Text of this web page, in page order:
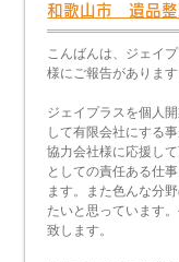
和歌山市 遺品
こんばんは、ジェイ
様にご報告があります
ジェイプラスを個人
して有限会社にする
協力会社様に応援し
としての責任ある仕
ます。また色んな分
たいと思っています
致します。